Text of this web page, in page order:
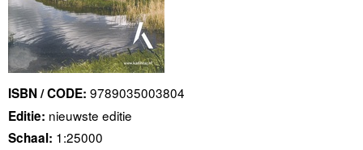
ISBN / CODE: 9789035003804
Editie: nieuwste editie
Schaal: 1:25000